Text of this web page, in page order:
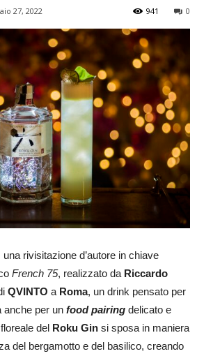
27, 2022 0
941
una rivisitazione d’autore in chiave
French 75, realizzato da Riccardo
QVINTO a Roma, un drink pensato per
anche per un food pairing delicato e
del Roku Gin si sposa in maniera
del bergamotto e del basilico, creando